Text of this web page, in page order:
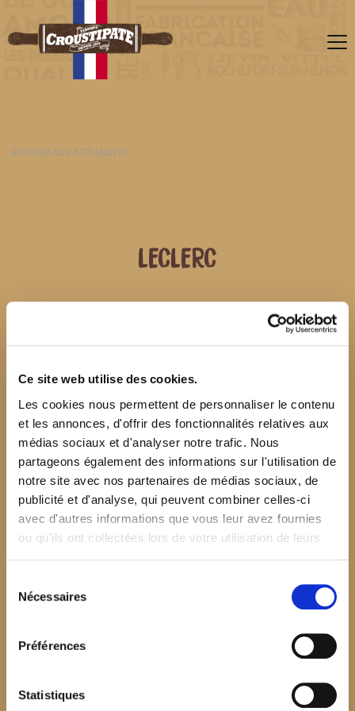
Ce site web utilise des cookies.
Les cookies nous permettent de personnaliser le contenu
et les annonces, d'offrir des fonctionnalités relatives aux
médias sociaux et d'analyser notre trafic. Nous
partageons également des informations sur l'utilisation de
notre site avec nos partenaires de médias sociaux, de
publicité et d'analyse, qui peuvent combiner celles-ci
avec d'autres informations que vous leur avez fournies
ou qu'ils ont collectées lors de votre utilisation de leurs
Nécessaires
Préférences
Statistiques
RETOUR AUX ACTUALITÉS
LECLERC